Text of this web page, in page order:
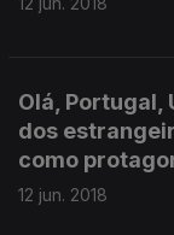
Olá, Portugal,
dos
como
12 jun. 2018